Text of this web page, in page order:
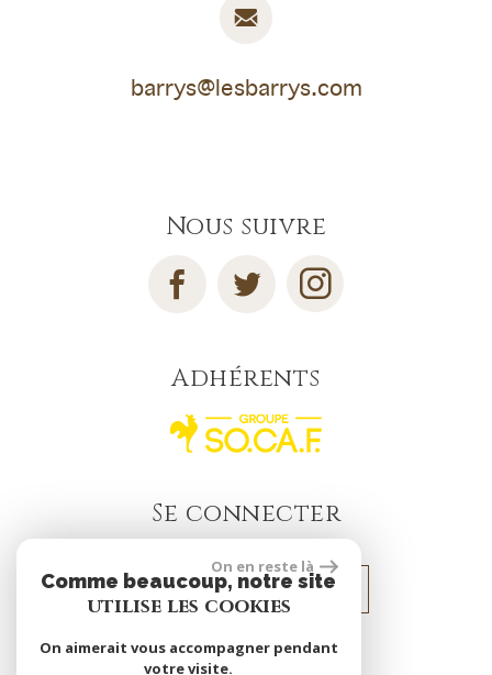
barrys@lesbarrys.com
Nous suivre
Adhérents
Se connecter
Espace propriétaire
On en reste là
Comme beaucoup, notre site
utilise les cookies
On aimerait vous accompagner pendant
votre visite.